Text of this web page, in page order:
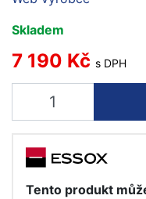
Skladem
7 190 Kč s DPH
Tento produkt